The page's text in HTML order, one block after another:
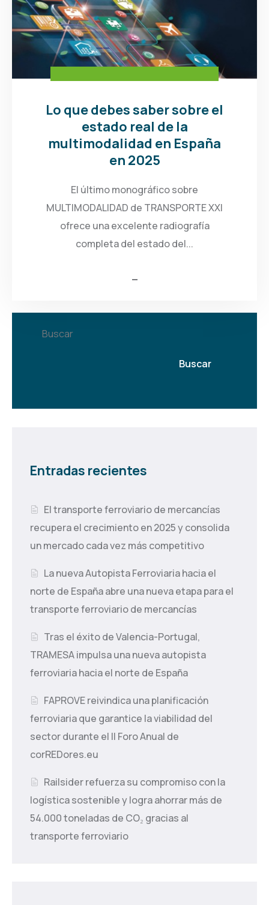
Lo que debes saber sobre el
estado real de la
multimodalidad en España
en 2025
El último monográfico sobre
MULTIMODALIDAD de TRANSPORTE XXI
ofrece una excelente radiografía
completa del estado del...
Buscar
Buscar
Entradas recientes
El transporte ferroviario de mercancías
recupera el crecimiento en 2025 y consolida
un mercado cada vez más competitivo
La nueva Autopista Ferroviaria hacia el
norte de España abre una nueva etapa para el
transporte ferroviario de mercancías
Tras el éxito de Valencia-Portugal,
TRAMESA impulsa una nueva autopista
ferroviaria hacia el norte de España
FAPROVE reivindica una planificación
ferroviaria que garantice la viabilidad del
sector durante el II Foro Anual de
corREDores.eu
Railsider refuerza su compromiso con la
logística sostenible y logra ahorrar más de
54.000 toneladas de CO₂ gracias al
transporte ferroviario